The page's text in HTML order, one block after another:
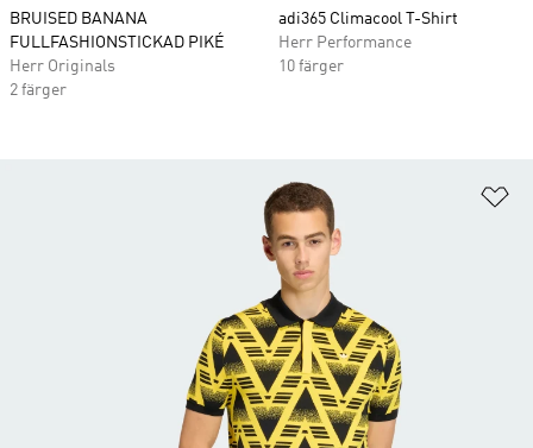
BRUISED BANANA
FULLFASHIONSTICKAD PIKÉ
Herr Originals
2 färger
adi365 Climacool T-Shirt
Herr Performance
10 färger